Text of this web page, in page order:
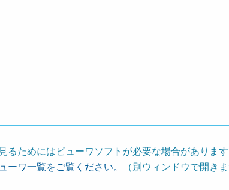
るためにはビューワソフトが必要な場合があります
ーワ一覧をご覧ください。
（別ウィンドウで開きま